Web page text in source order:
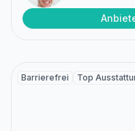
Barrierefrei Top